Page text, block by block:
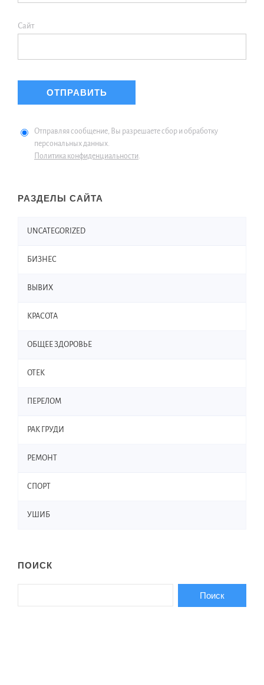
Сайт
Отправляя сообщение, Вы разрешаете сбор и обработку
персональных данных.
Политика конфиденциальности.
РАЗДЕЛЫ САЙТА
UNCATEGORIZED
БИЗНЕС
ВЫВИХ
КРАСОТА
ОБЩЕЕ ЗДОРОВЬЕ
ОТЕК
ПЕРЕЛОМ
РАК ГРУДИ
РЕМОНТ
СПОРТ
УШИБ
ПОИСК